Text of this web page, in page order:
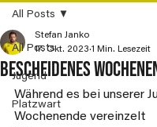
All Posts
Jugend
Platzwart
All Posts
Bescheidenes
Stefan Janko
17. Okt. 2023 1 Min. Lesezeit
Während es bei unserer
Wochenende vereinzelt